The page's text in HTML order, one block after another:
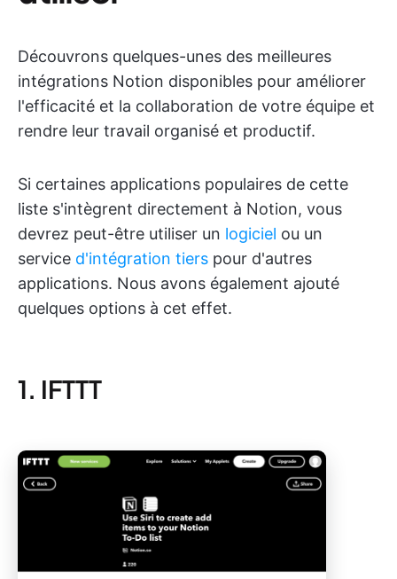
Découvrons quelques-unes des meilleures
intégrations Notion disponibles pour améliorer
l'efficacité et la collaboration de votre équipe et
rendre leur travail organisé et productif.
Si certaines applications populaires de cette
liste s'intègrent directement à Notion, vous
devrez peut-être utiliser un logiciel ou un
service d'intégration tiers pour d'autres
applications. Nous avons également ajouté
quelques options à cet effet.
1. IFTTT